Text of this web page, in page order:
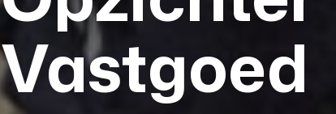
Vastgoed